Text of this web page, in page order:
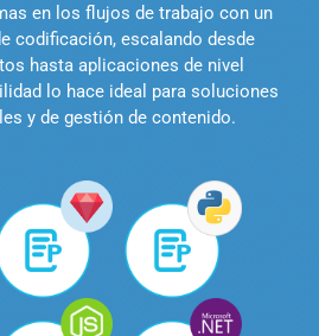
en los flujos de trabajo con un
codificación, escalando desde
hasta aplicaciones de nivel
lo hace ideal para soluciones
y de gestión de contenido.